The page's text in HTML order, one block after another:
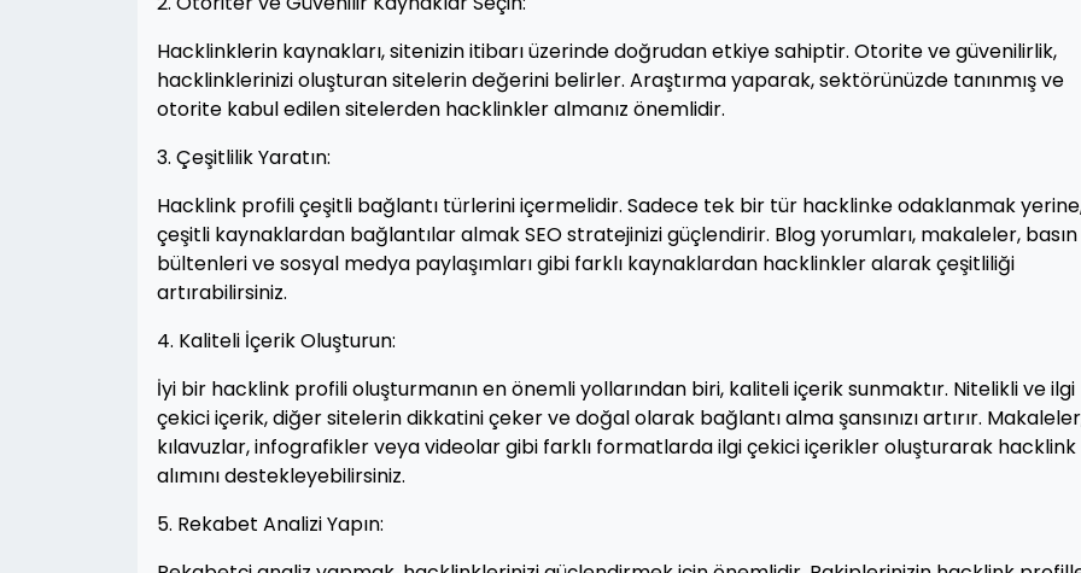
Hacklinklerin kaynakları, sitenizin itibarı üzerinde doğrudan etkiye sahiptir. Otorite ve güvenilirlik,
hacklinklerinizi oluşturan sitelerin değerini belirler. Araştırma yaparak, sektörünüzde tanınmış ve
otorite kabul edilen sitelerden hacklinkler almanız önemlidir.
3. Çeşitlilik Yaratın:
Hacklink profili çeşitli bağlantı türlerini içermelidir. Sadece tek bir tür hacklinke odaklanmak
çeşitli kaynaklardan bağlantılar almak SEO stratejinizi güçlendirir. Blog yorumları, makaleler, basın
bültenleri ve sosyal medya paylaşımları gibi farklı kaynaklardan hacklinkler alarak çeşitliliği
artırabilirsiniz.
4. Kaliteli İçerik Oluşturun:
İyi bir hacklink profili oluşturmanın en önemli yollarından biri, kaliteli içerik sunmaktır. Nitelikli ve ilgi
çekici içerik, diğer sitelerin dikkatini çeker ve doğal olarak bağlantı alma şansınızı artırır.
kılavuzlar, infografikler veya videolar gibi farklı formatlarda ilgi çekici içerikler oluşturarak hacklink
alımını destekleyebilirsiniz.
5. Rekabet Analizi Yapın: